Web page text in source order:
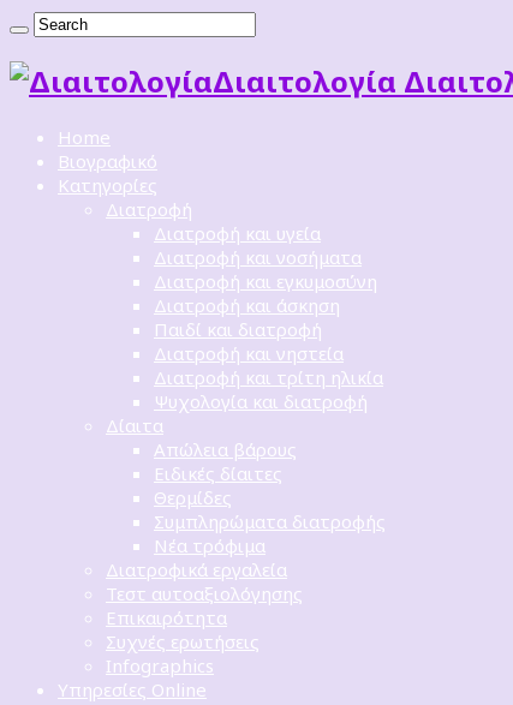
Διαιτoλογία
Home
Βιογραφικό
Κατηγορίες
Διατροφή
Διατροφή και υγεία
Διατροφή και νοσήματα
Διατροφή και εγκυμοσύνη
Διατροφή και άσκηση
Παιδί και διατροφή
Διατροφή και νηστεία
Διατροφή και τρίτη ηλικία
Ψυχολογία και διατροφή
Δίαιτα
Απώλεια βάρους
Ειδικές δίαιτες
Θερμίδες
Συμπληρώματα διατροφής
Νέα τρόφιμα
Διατροφικά εργαλεία
Τεστ αυτοαξιολόγησης
Επικαιρότητα
Συχνές ερωτήσεις
Infographics
Υπηρεσίες Online